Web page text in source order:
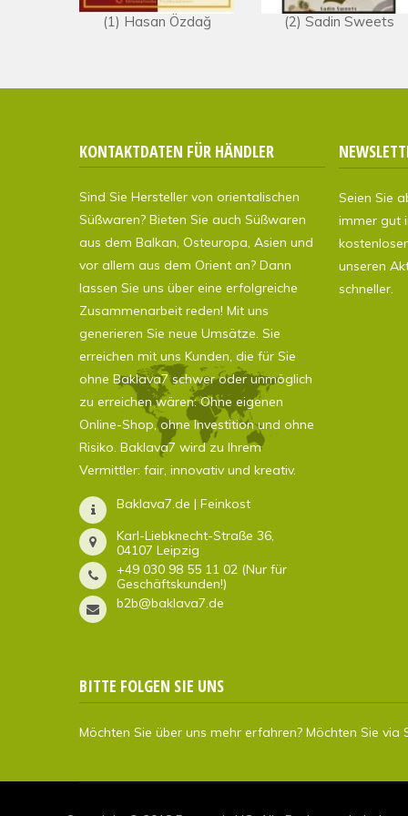
(1) Hasan Özdağ (2) Sadin Sweets
KONTAKTDATEN FÜR HÄNDLER
Sind Sie Hersteller von orientalischen
Süßwaren? Bieten Sie auch Süßwaren
aus dem Balkan, Osteuropa, Asien und
vor allem aus dem Orient an? Dann
lassen Sie uns über eine erfolgreiche
Zusammenarbeit reden! Mit uns
generieren Sie neue Umsätze. Sie
erreichen mit uns Kunden, die für Sie
ohne Baklava7 schwer oder unmöglich
zu erreichen wären: Ohne eigenen
Online-Shop, ohne Investition und ohne
Risiko. Baklava7 wird zu Ihrem
Vermittler: fair, innovativ und kreativ.
Baklava7.de | Feinkost
Karl-Liebknecht-Straße 36,
04107 Leipzig
+49 030 98 55 11 02 (Nur für
Geschäftskunden!)
b2b@baklava7.de
Seien Sie
immer gut
unseren
schneller.
BITTE FOLGEN SIE UNS
Möchten Sie über uns mehr erfahren? Möchten Sie